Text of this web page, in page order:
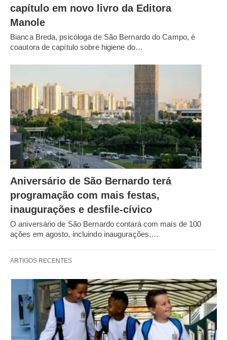
capítulo em novo livro da Editora
Manole
Bianca Breda, psicóloga de São Bernardo do Campo, é
coautora de capítulo sobre higiene do…
Aniversário de São Bernardo terá
programação com mais festas,
inaugurações e desfile-cívico
O aniversário de São Bernardo contará com mais de 100
ações em agosto, incluindo inaugurações,…
ARTIGOS RECENTES